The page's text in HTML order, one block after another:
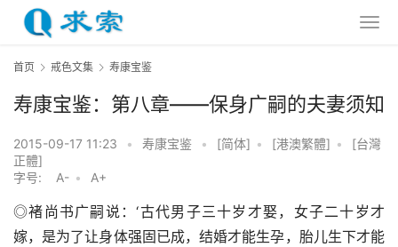
首页 戒色文集 寿康宝鉴
寿康宝鉴：第八章——保身广嗣的夫妻须知
2015-09-17 11:23 • 寿康宝鉴 • [简体] • [港澳繁體] •
[台灣
正體]
字号:
A- • A+
◎褚尚书广嗣说：‘古代男子三十岁才娶，女子二十岁才
嫁，是为了让身体强固已成，结婚才能生孕，胎儿生下才能